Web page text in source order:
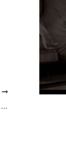
ਪੰਜਾਬ ਦੇ ਸਮਾਜਿਕ-ਆਰਥਿਕ ਭਵਿੱਖ ਦੀ ਰਾਖੀ ਲਈ ਮਰਦਮਸ਼ੁਮਾਰੀ-2027 ਦੇ ਸਵੈ-ਗਣਨਾ ਦੌਰਾਨ ਪੰਜਾਬੀ ਨੂੰ ਮਾਤ-ਭਾਸ਼ਾ ਵਜੋਂ ਦਰਜ ਕਰਵਾਇਆ ਜਾਵੇ-ਮੁੱਖ ਮੰਤਰੀ ਭਗਵੰਤ ਸਿੰਘ ਮਾਨ